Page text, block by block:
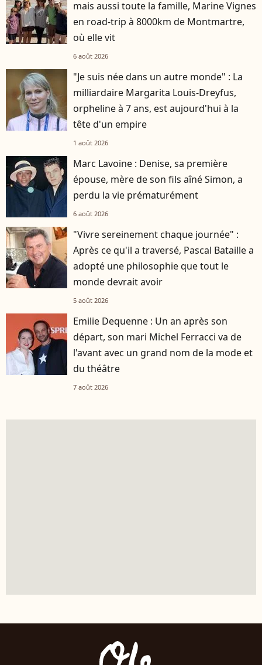
mais aussi toute la famille, Marine Vignes
en road-trip à 8000km de Montmartre,
où elle vit
6 août 2026
"Je suis née dans un autre monde" : La
milliardaire Margarita Louis-Dreyfus,
orpheline à 7 ans, est aujourd'hui à la
tête d'un empire
1 août 2026
Marc Lavoine : Denise, sa première
épouse, mère de son fils aîné Simon, a
perdu la vie prématurément
6 août 2026
"Vivre sereinement chaque journée" :
Après ce qu'il a traversé, Pascal Bataille a
adopté une philosophie que tout le
monde devrait avoir
5 août 2026
Emilie Dequenne : Un an après son
départ, son mari Michel Ferracci va de
l'avant avec un grand nom de la mode et
du théâtre
7 août 2026